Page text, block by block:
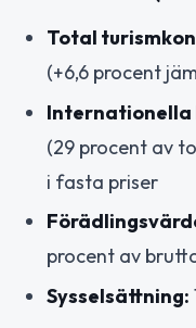
Total
(+6,6 procent
Internationella
(29 procent av
i fasta priser
procent av
Sysselsättning: